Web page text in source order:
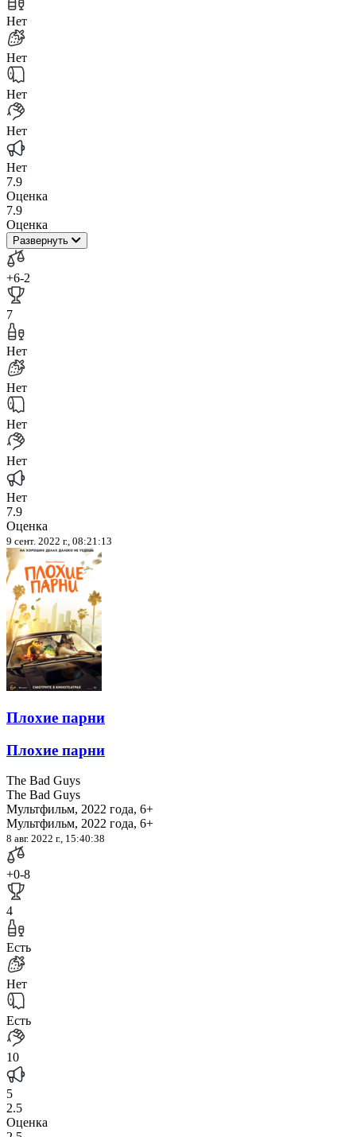
Нет
Нет
Нет
Нет
Нет
7.9
Оценка
7.9
Оценка
Развернуть
+6-2
7
Нет
Нет
Нет
Нет
Нет
7.9
Оценка
9 сент. 2022 г., 08:21:13
Плохие парни
Плохие парни
The Bad Guys
The Bad Guys
Мультфильм, 2022 года, 6+
Мультфильм, 2022 года, 6+
8 авг. 2022 г., 15:40:38
+0-8
4
Есть
Нет
Есть
10
5
2.5
Оценка